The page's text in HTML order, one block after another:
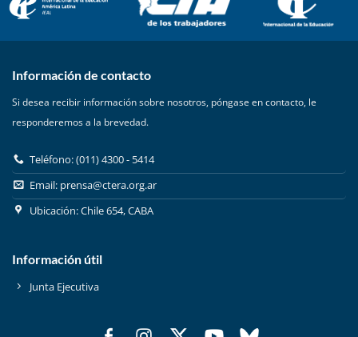
Información de contacto
Si desea recibir información sobre nosotros, póngase en contacto, le
responderemos a la brevedad.
Teléfono: (011) 4300 - 5414
Email: prensa@ctera.org.ar
Ubicación: Chile 654, CABA
Información útil
Junta Ejecutiva